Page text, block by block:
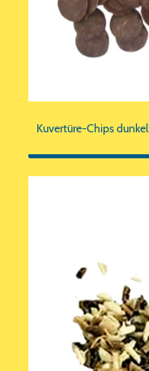
Kuvertüre-Chips dunkel